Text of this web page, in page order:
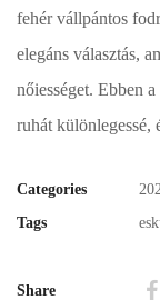
fehér vállpántos
elegáns választás,
nőiességet. Ebben
ruhát különlegessé,
Categories
Tags
Share